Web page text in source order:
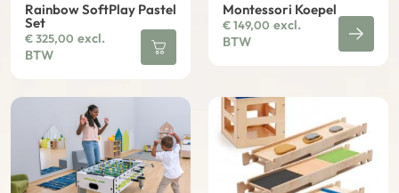
Rainbow SoftPlay Pastel
Set
€325,00 excl.
BTW
Montessori Koepel
€149,00 excl.
BTW